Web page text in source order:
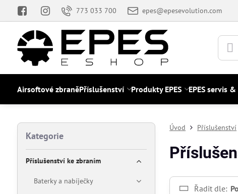
773 033 700 epes@epesevolution.com
Airsoftové zbraněPříslušenství Produkty EPES EPES servis
Úvod Příslušenství
Řadit dle:
Kategorie
Příslušenství ke zbraním
Baterky a nabíječky